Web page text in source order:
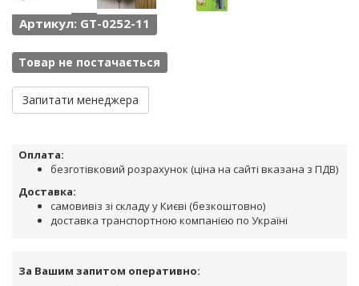
Артикул: GT-0252-11
Товар не постачається
Запитати менеджера
Оплата:
безготівковий розрахунок (ціна на сайті вказана з ПДВ)
Доставка:
самовивіз зі складу у Києві (безкоштовно)
доставка транспортною компанією по Україні
За Вашим запитом оперативно: